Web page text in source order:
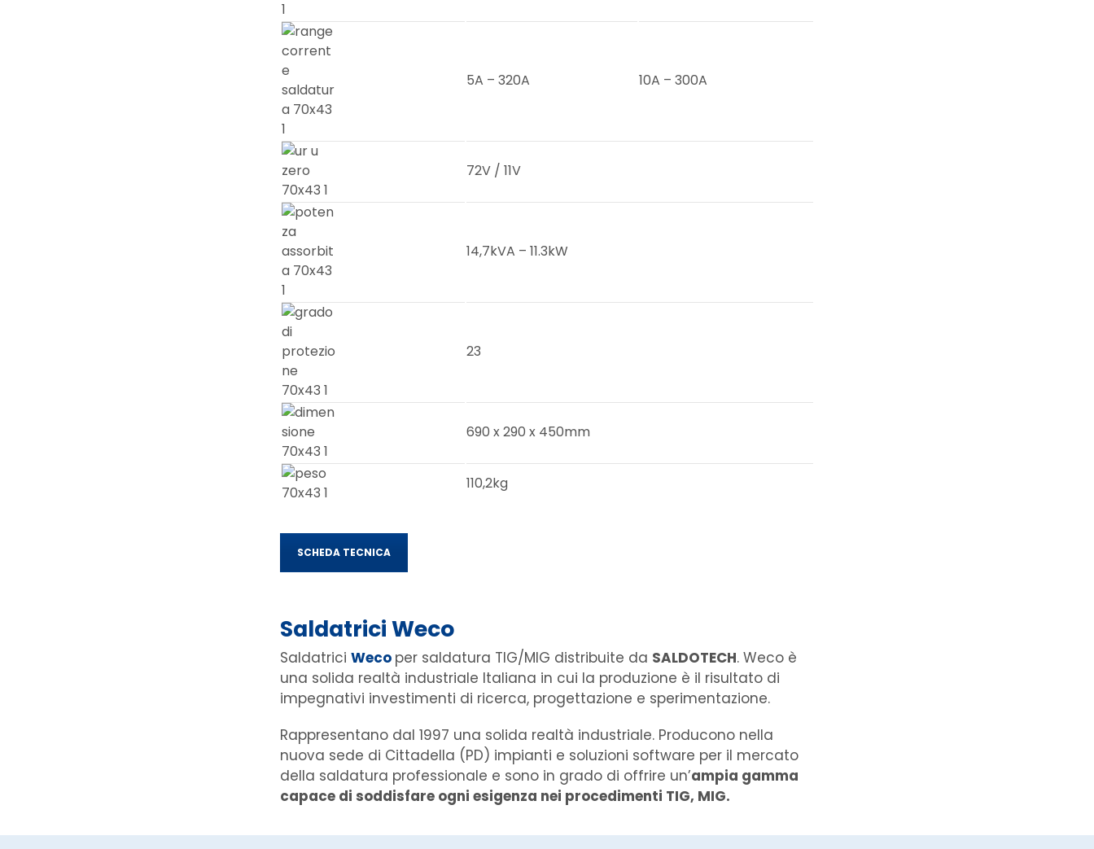
5A – 320A 10A – 300A
72V / 11V
14,7kVA – 11.3kW
23
690 x 290 x 450mm
110,2kg
SCHEDA TECNICA
SaldatriciWeco
Saldatrici Weco per saldatura TIG/MIG distribuite da SALDOTECH. Weco è
una solida realtà industriale Italiana in cui la produzione è il risultato di
impegnativi investimenti di ricerca, progettazione e sperimentazione.
Rappresentano dal 1997 una solida realtà industriale. Producono nella
nuova sede di Cittadella (PD) impianti e soluzioni software per il mercato
della saldatura professionale e sono in grado di offrire un’ampia gamma
capace di soddisfare ogni esigenza nei procedimenti TIG, MIG.